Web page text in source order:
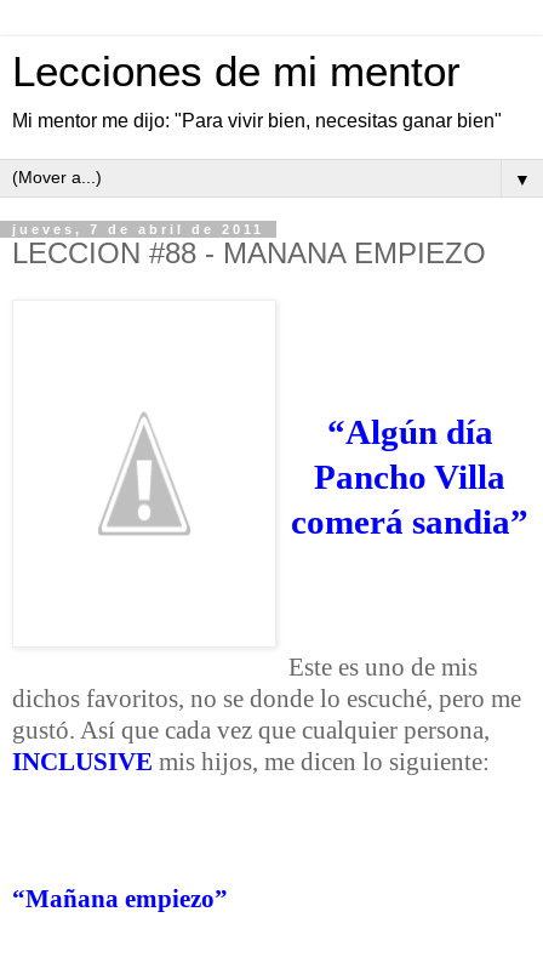
Lecciones de mi mentor
Mi mentor me dijo: "Para vivir bien, necesitas ganar bien"
▼
jueves, 7 de abril de 2011
LECCION #88 - MANANA EMPIEZO
“Algún día
Pancho Villa
comerá sandia”
Este es uno de mis
dichos favoritos, no se donde lo escuché, pero me
gustó. Así que cada vez que cualquier persona,
INCLUSIVE mis hijos, me dicen lo siguiente:
“Mañana empiezo”